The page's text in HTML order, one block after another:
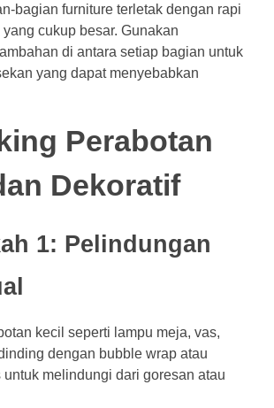
bagian furniture terletak dengan rapi
cukup besar. Gunakan
di antara setiap bagian untuk
yang dapat menyebabkan
Perabotan
Dekoratif
1: Pelindungan
kecil seperti lampu meja, vas,
dengan bubble wrap atau
untuk melindungi dari goresan atau